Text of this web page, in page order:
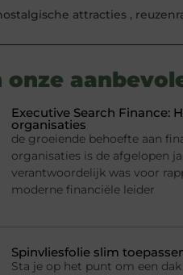
attracties ,
onze
Executive Search Finance:
organisaties
de groeiende behoefte aan
organisaties is de afgelopen
verantwoordelijk was voor
moderne financiële leider
Spinvliesfolie slim
Sta je op het punt om een